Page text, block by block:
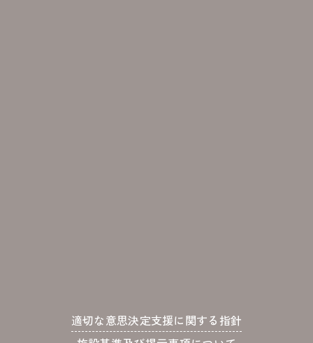
適切な意思決定支援に関する指針